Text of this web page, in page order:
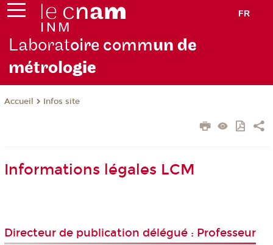
FR
Laboratoire commun de
métrologie
Accueil Infos site
Informations légales LCM
Directeur de publication délégué : Professeur